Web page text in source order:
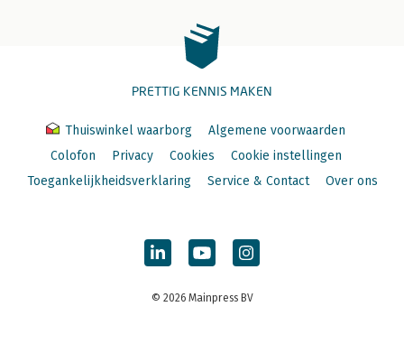
PRETTIG KENNIS MAKEN
Thuiswinkel waarborg
Algemene voorwaarden
Colofon
Privacy Cookies
Cookie instellingen
Toegankelijkheidsverklaring
Service & Contact Over ons
© 2026 Mainpress BV